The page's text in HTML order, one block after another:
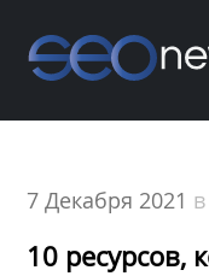
7 Декабря 2021
10 ресурсов,